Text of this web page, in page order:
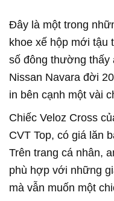
Đây là một trong
khoe xế hộp mới tậu
số đông thường thấy
Nissan Navara đời
in bên cạnh một vài
Chiếc Veloz Cross
CVT Top, có giá lăn
Trên trang cá nhân,
phù hợp với những
mà vẫn muốn một